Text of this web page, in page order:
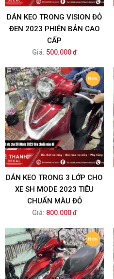
DÁN KEO TRONG VISION ĐỎ
ĐEN 2023 PHIÊN BẢN CAO
CẤP
Giá: 500.000 đ
DÁN KEO TRONG 3 LỚP CHO
XE SH MODE 2023 TIÊU
CHUẨN MÀU ĐỎ
Giá: 800.000 đ